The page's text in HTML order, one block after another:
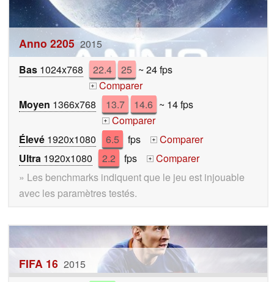
Anno 2205 2015
Bas 1024x768 22.4 25 ~ 24 fps
+ Comparer
Moyen 1366x768 13.7 14.6 ~ 14 fps
+ Comparer
Élevé 1920x1080 6.5 fps +
Comparer
Ultra 1920x1080 2.2 fps +
Comparer
» Les benchmarks indiquent que le jeu est injouable
avec les paramètres testés.
FIFA 16 2015